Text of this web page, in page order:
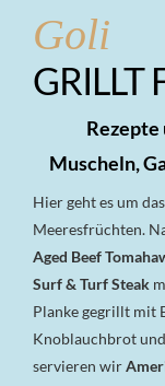
Goli
GRILLT
Muscheln,
Hier geht es um
Meeresfrüchten.
Aged Beef
Surf & Turf Steak
Planke gegrillt mit
Knoblauchbrot und
servieren wir